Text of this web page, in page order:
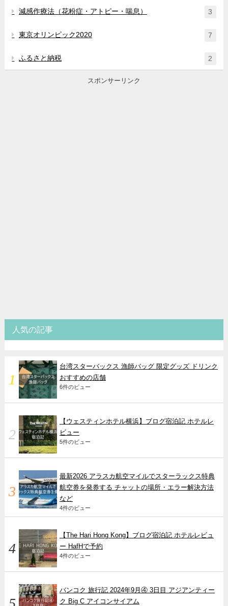
減感作療法（花粉症・アトピー・喘息） 3
東京オリンピック2020 7
ふるさと納税 2
スポンサーリンク
人気の記事
台湾スターバックス 漁師バッグ 限定グッズ ドリンク
おすすめの店舗
6件のビュー
【ウェスティンホテル横浜】ブログ宿泊記 ホテルレ
ビュー
5件のビュー
最新2026 アラスカ航空マイルでスターラックス特典
航空券を発券する チャットの場所・エラー解決方法
など
4件のビュー
【The Hari Hong Kong】ブログ宿泊記 ホテルレビュ
ー HafHで予約
4件のビュー
バンコク 旅行記 2024年9月④ 3日目 アジアンティー
ク Big C アイコンサイアム